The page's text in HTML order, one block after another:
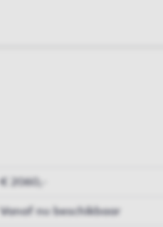
€ 2060,-
Vanaf nu beschikbaar